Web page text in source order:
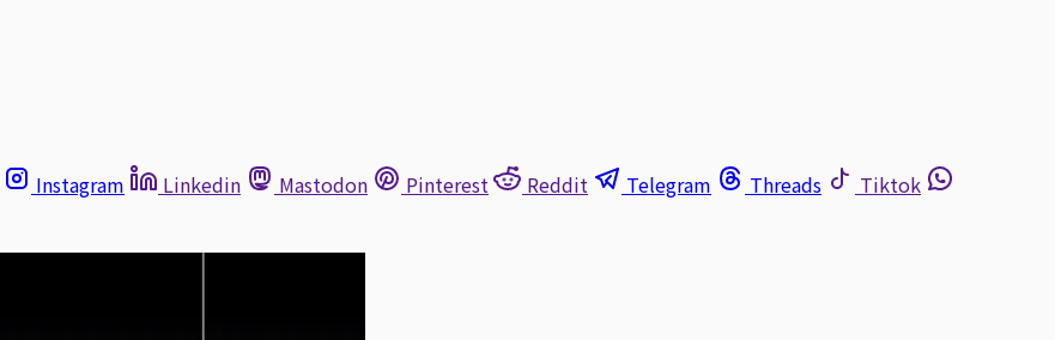
Instagram Linkedin Mastodon Pinterest Reddit Telegram Threads
Tiktok